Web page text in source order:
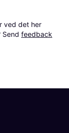
ved det her
Send feedback